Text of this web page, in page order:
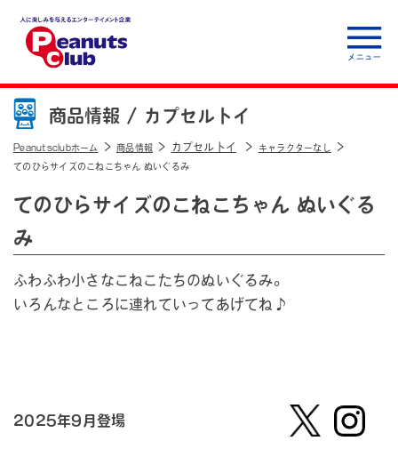
人に楽しみを与えるエ
ンターテイメント企
業 Peanuts club
商品情報 / カプセルトイ
Peanutsclubホーム 商品情報 カプセルトイ キャラクターなし
てのひらサイズのこねこちゃん ぬいぐるみ
てのひらサイズのこねこちゃん ぬいぐる
み
ふわふわ小さなこねこたちのぬいぐるみ。
いろんなところに連れていってあげてね♪
2025年9月登場